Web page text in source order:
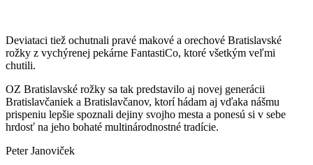
Deviataci tiež ochutnali pravé makové a orechové Bratislavské
rožky z vychýrenej pekárne FantastiCo, ktoré všetkým veľmi
chutili.
OZ Bratislavské rožky sa tak predstavilo aj novej generácii
Bratislavčaniek a Bratislavčanov, ktorí hádam aj vďaka nášmu
prispeniu lepšie spoznali dejiny svojho mesta a ponesú si v sebe
hrdosť na jeho bohaté multinárodnostné tradície.
Peter Janoviček